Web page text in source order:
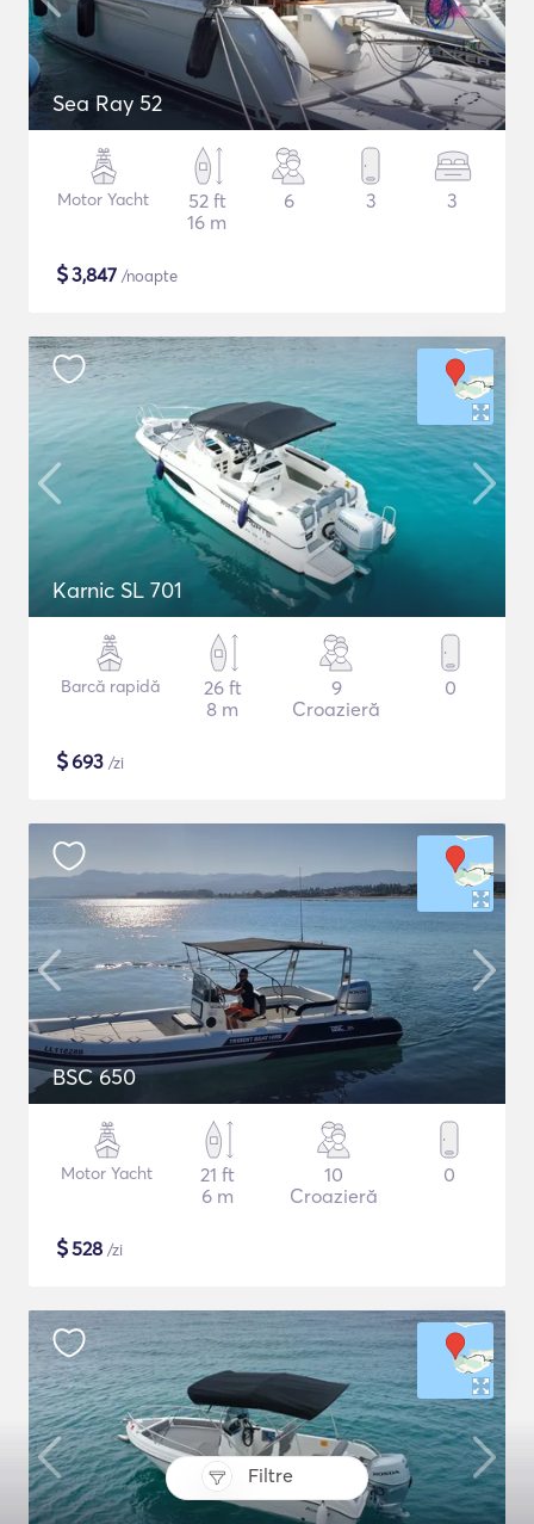
Filtre
Sea Ray 52
Motor Yacht
52 ft
16 m
6 3 3
$3,847 /noapte
Karnic SL 701
Barcă rapidă
26 ft
8 m
9
Croazieră
0
$693 /zi
BSC 650
Motor Yacht
21 ft
6 m
10
Croazieră
0
$528 /zi